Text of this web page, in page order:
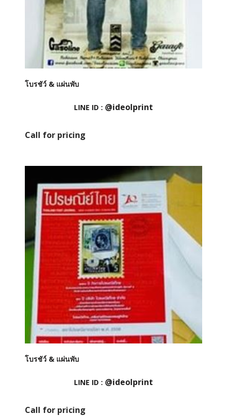
โบรชัว์ & แผ่นพับ
LINE ID : @ideolprint
Call for pricing
โบรชัว์ & แผ่นพับ
LINE ID : @ideolprint
Call for pricing